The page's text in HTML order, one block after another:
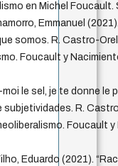
en Michel
Emmanuel
somos. R. Castro-
Foucault y
le sel, je te donne le
R.
Foucault
Eduardo (2021).